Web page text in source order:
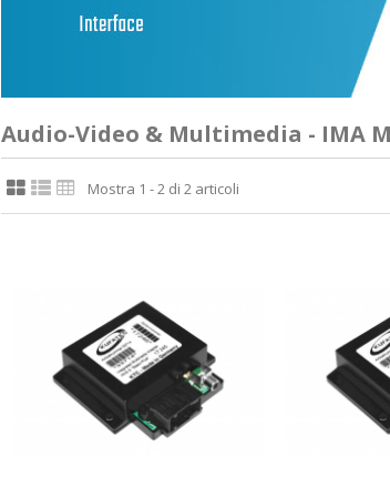
Audio-Video & Multimedia - IMA
Mostra 1 - 2 di 2 articoli